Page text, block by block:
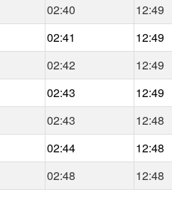
02:40 12:49
02:41 12:49
02:42 12:49
02:43 12:49
02:43 12:48
02:44 12:48
02:48 12:48